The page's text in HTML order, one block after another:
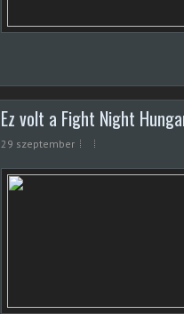
Ez volt a Fight Night
29 szeptember